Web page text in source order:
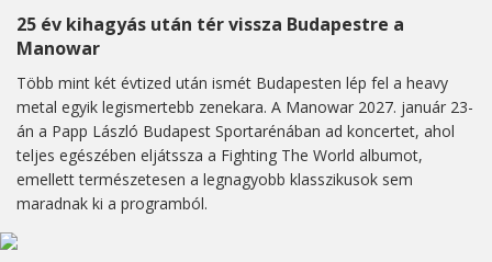
25 év kihagyás után tér vissza Budapestre a
Manowar
Több mint két évtized után ismét Budapesten lép fel a heavy
metal egyik legismertebb zenekara. A Manowar 2027. január 23-
án a Papp László Budapest Sportarénában ad koncertet, ahol
teljes egészében eljátssza a Fighting The World albumot,
emellett természetesen a legnagyobb klasszikusok sem
maradnak ki a programból.